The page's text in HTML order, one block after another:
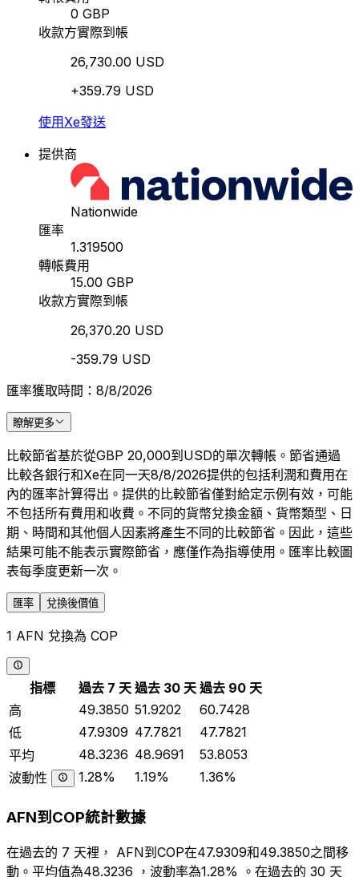
0 GBP
收款方實際到帳
26,730.00 USD
+359.79 USD
使用Xe發送
提供商
Nationwide
匯率
1.319500
轉帳費用
15.00 GBP
收款方實際到帳
26,370.20 USD
-359.79 USD
匯率獲取時間：8/8/2026
瞭解更多
比較節省基於從GBP 20,000到USD的單次轉帳。節省通過
比較各銀行和Xe在同一天8/8/2026提供的包括利潤和費用在
內的匯率計算得出。提供的比較節省僅對給定示例有效，可能
不包括所有費用和收費。不同的貨幣兌換金額、貨幣類型、日
期、時間和其他個人因素將產生不同的比較節省。因此，這些
結果可能不能表示實際節省，應僅作為指導使用。匯率比較圖
表每季度更新一次。
匯率 兌換後價值
1 AFN 兌換為 COP
指標 過去 7 天 過去 30 天 過去 90 天
高
49.3850 51.9202
60.7428
低
47.9309 47.7821
47.7821
平均
48.3236 48.9691
53.8053
波動性
1.28% 1.19% 1.36%
AFN到COP統計數據
在過去的 7 天裡， AFN到COP在47.9309和49.3850之間移
動。平均值為48.3236 ，波動率為1.28% 。在過去的 30 天